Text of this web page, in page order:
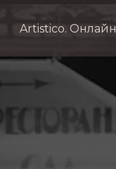
Artistico. Онлайн